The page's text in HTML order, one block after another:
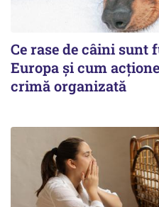
Ce rase de câini sunt
Europa și cum
crimă organizată